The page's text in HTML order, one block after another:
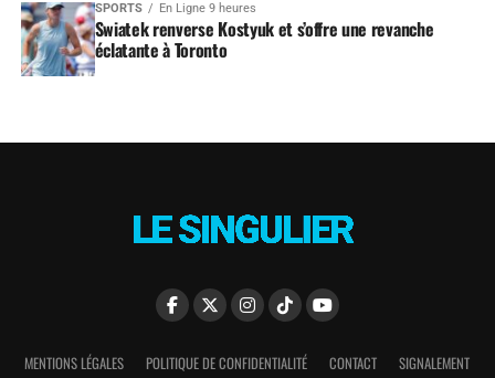
SPORTS En Ligne 9 heures
Swiatek renverse Kostyuk et s’offre une revanche
éclatante à Toronto
MENTIONS LÉGALES POLITIQUE DE CONFIDENTIALITÉ CONTACT SIGNALEMENT